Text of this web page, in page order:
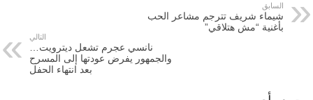
السابق
شيماء شريف تترجم مشاعر الحب
بأغنية “مش هتلاقي”
التالي
نانسي عجرم تشعل ديترويت…
والجمهور يفرض عودتها إلى المسرح
بعد انتهاء الحفل